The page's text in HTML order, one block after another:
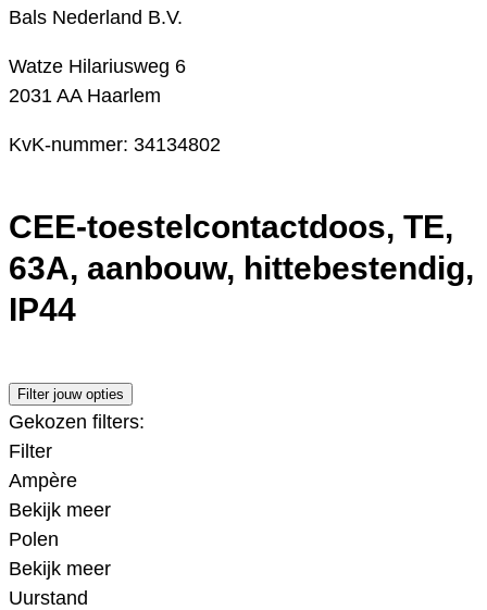
Bals Nederland B.V.
Watze Hilariusweg 6
2031 AA Haarlem
KvK-nummer: 34134802
CEE-toestelcontactdoos, TE,
63A, aanbouw, hittebestendig,
IP44
Filter jouw opties
Gekozen filters:
Filter
Ampère
Bekijk meer
Polen
Bekijk meer
Uurstand